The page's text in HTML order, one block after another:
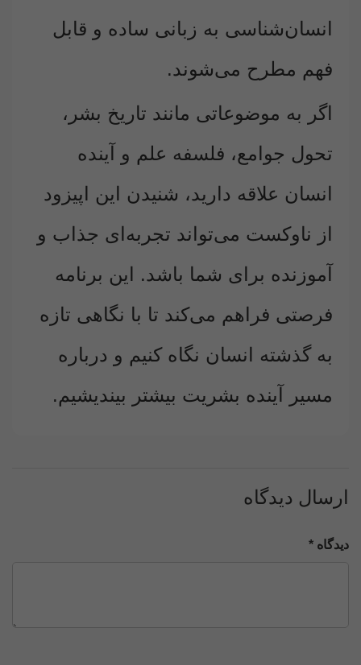
انسان‌شناسی به زبانی ساده و قابل
فهم مطرح می‌شوند.
اگر به موضوعاتی مانند تاریخ بشر،
تحول جوامع، فلسفه علم و آینده
انسان علاقه دارید، شنیدن این اپیزود
از ناوکست می‌تواند تجربه‌ای جذاب و
آموزنده برای شما باشد. این برنامه
فرصتی فراهم می‌کند تا با نگاهی تازه
به گذشته انسان نگاه کنیم و درباره
مسیر آینده بشریت بیشتر بیندیشیم.
ارسال دیدگاه
دیدگاه *